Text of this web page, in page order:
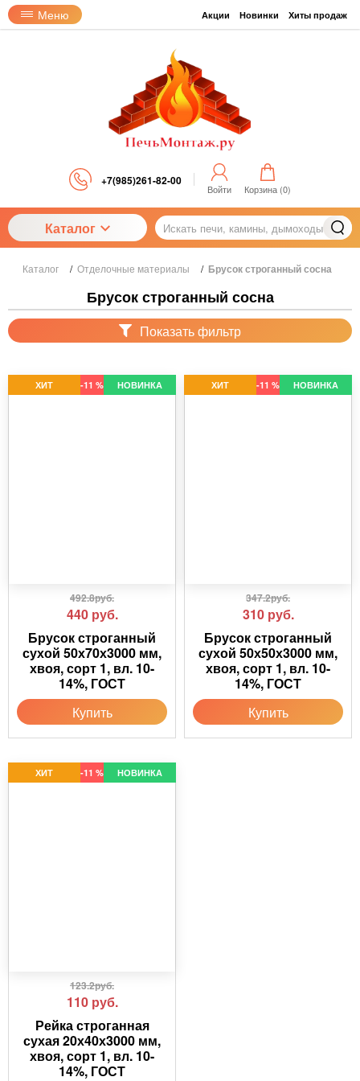
Меню Акции Новинки Хиты продаж
+7(985)261-82-00
Войти Корзина (0)
Каталог
Каталог / Отделочные материалы / Брусок строганный сосна
Брусок строганный сосна
Показать фильтр
-11 % НОВИНКА
ХИТ
492.8руб.
440 руб.
Брусок строганный
сухой 50х70х3000 мм,
хвоя, сорт 1, вл. 10-
14%, ГОСТ
Купить
-11 % НОВИНКА
ХИТ
347.2руб.
310 руб.
Брусок строганный
сухой 50х50х3000 мм,
хвоя, сорт 1, вл. 10-
14%, ГОСТ
Купить
-11 % НОВИНКА
ХИТ
123.2руб.
110 руб.
Рейка строганная
сухая 20х40х3000 мм,
хвоя, сорт 1, вл. 10-
14%, ГОСТ